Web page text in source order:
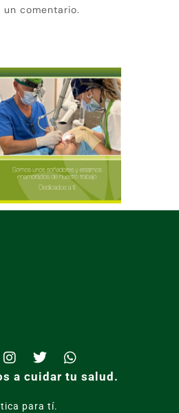
comentario.
a cuidar tu salud.
para tí.